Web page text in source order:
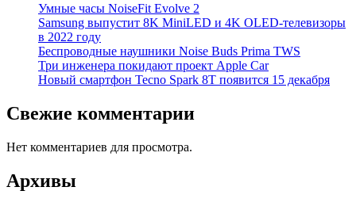
Умные часы NoiseFit Evolve 2
Samsung выпустит 8K MiniLED и 4K OLED-телевизоры
в 2022 году
Беспроводные наушники Noise Buds Prima TWS
Три инженера покидают проект Apple Car
Новый смартфон Tecno Spark 8T появится 15 декабря
Свежие комментарии
Нет комментариев для просмотра.
Архивы